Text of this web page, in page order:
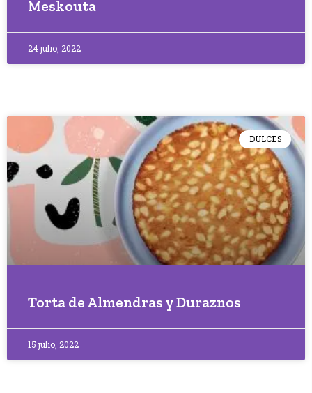
Meskouta
24 julio, 2022
DULCES
Torta de Almendras y Duraznos
15 julio, 2022